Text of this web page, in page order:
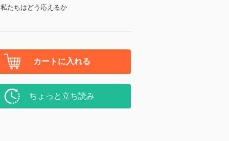
たちはどう応えるか
カートに入れる
ちょっと立ち読み